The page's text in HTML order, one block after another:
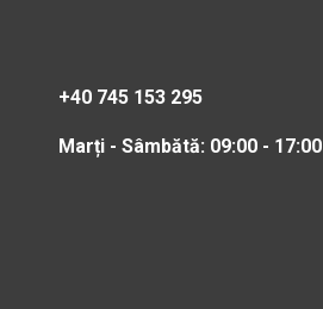
+40 745 153 295
Marți - Sâmbătă: 09:00 - 17:00